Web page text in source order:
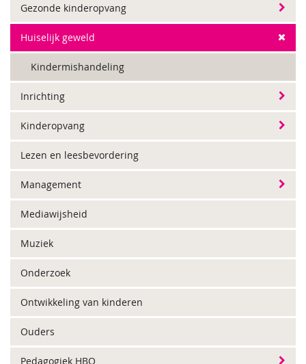
Gezonde kinderopvang
Huiselijk geweld
Kindermishandeling
Inrichting
Kinderopvang
Lezen en leesbevordering
Management
Mediawijsheid
Muziek
Onderzoek
Ontwikkeling van kinderen
Ouders
Pedagogiek HBO